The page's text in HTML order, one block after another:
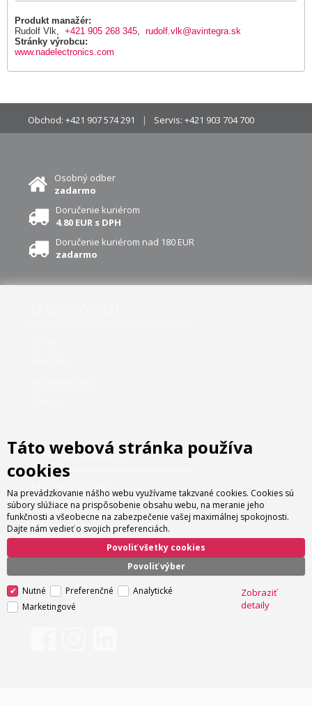
Produkt manažér:
Rudolf Vlk, +421 905 268 345, rudolf.vlk@avintegra.sk
Stránky výrobcu:
www.nadelectronics.com
Obchod: +421 907 574 291 Servis: +421 903 704 700
Osobný odber
zadarmo
Doručenie kuriérom
4.80 EUR s DPH
Doručenie kuriérom nad 180 EUR
zadarmo
Ako nakupovať
Možnosti dopravy
Obchodné podmienky
Nastavenie cookies
Táto webová stránka používa
cookies
Na prevádzkovanie nášho webu využívame takzvané cookies. Cookies sú
súbory slúžiace na prispôsobenie obsahu webu, na meranie jeho
funkčnosti a všeobecne na zabezpečenie vašej maximálnej spokojnosti.
Dajte nám vedieť o svojich preferenciách.
Povoliť výber
Povoliť všetky cookies
Nutné Preferenčné
Analytické
Marketingové
Zobraziť
detaily